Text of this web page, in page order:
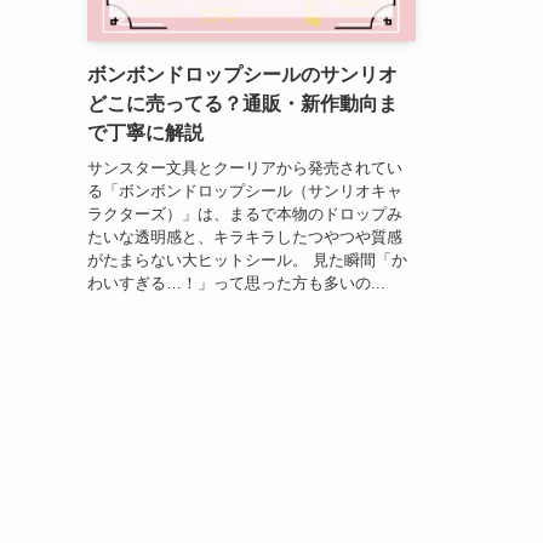
ボンボンドロップシールのサンリオ
どこに売ってる？通販・新作動向ま
で丁寧に解説
サンスター文具とクーリアから発売されてい
る「ボンボンドロップシール（サンリオキャ
ラクターズ）」は、まるで本物のドロップみ
たいな透明感と、キラキラしたつやつや質感
がたまらない大ヒットシール。 見た瞬間「か
わいすぎる…！」って思った方も多いの...